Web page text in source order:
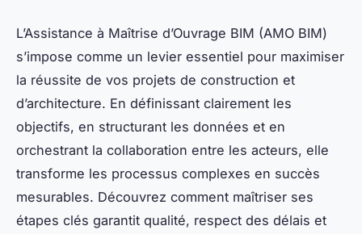
L’Assistance à Maîtrise d’Ouvrage BIM (AMO BIM)
s’impose comme un levier essentiel pour maximiser
la réussite de vos projets de construction et
d’architecture. En définissant clairement les
objectifs, en structurant les données et en
orchestrant la collaboration entre les acteurs, elle
transforme les processus complexes en succès
mesurables. Découvrez comment maîtriser ses
étapes clés garantit qualité, respect des délais et